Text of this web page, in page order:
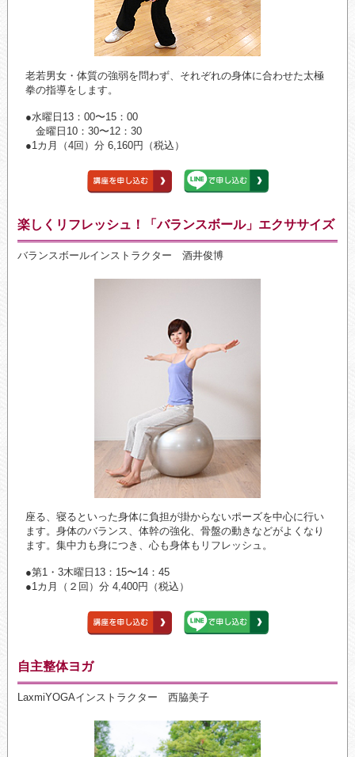
老若男女・体質の強弱を問わず、それぞれの身体に合わせた太極
拳の指導をします。
●水曜日13：00〜15：00
金曜日10：30〜12：30
●1カ月（4回）分 6,160円（税込）
楽しくリフレッシュ！「バランスボール」エクササイズ
バランスボールインストラクター 酒井俊博
座る、寝るといった身体に負担が掛からないポーズを中心に行い
ます。身体のバランス、体幹の強化、骨盤の動きなどがよくなり
ます。集中力も身につき、心も身体もリフレッシュ。
●第1・3木曜日13：15〜14：45
●1カ月（２回）分 4,400円（税込）
自主整体ヨガ
LaxmiYOGAインストラクター 西脇美子